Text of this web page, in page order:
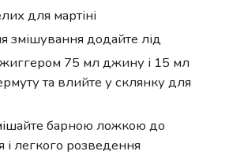
для мартіні
змішування додайте лід
75 мл джину і 15 мл
та влийте у склянку для
барною ложкою до
легкого розведення